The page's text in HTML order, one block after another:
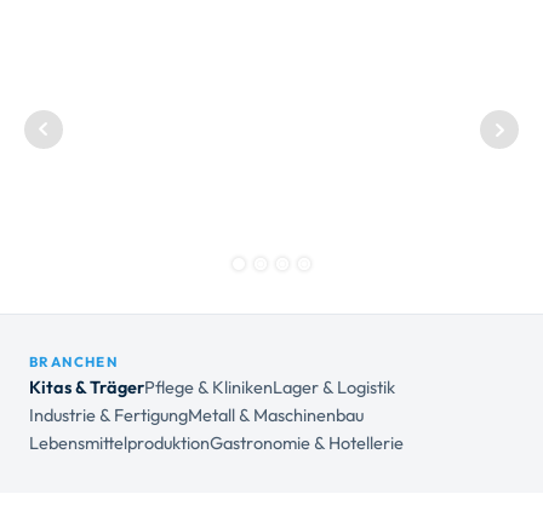
BRANCHEN
Kitas & TrägerPflege & KlinikenLager & Logistik
Industrie & FertigungMetall & Maschinenbau
LebensmittelproduktionGastronomie & Hotellerie